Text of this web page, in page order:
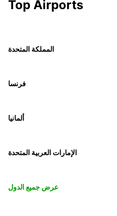
Top Airports
المملكة المتحدة
فرنسا
ألمانيا
الإمارات العربية المتحدة
عرض جميع الدول